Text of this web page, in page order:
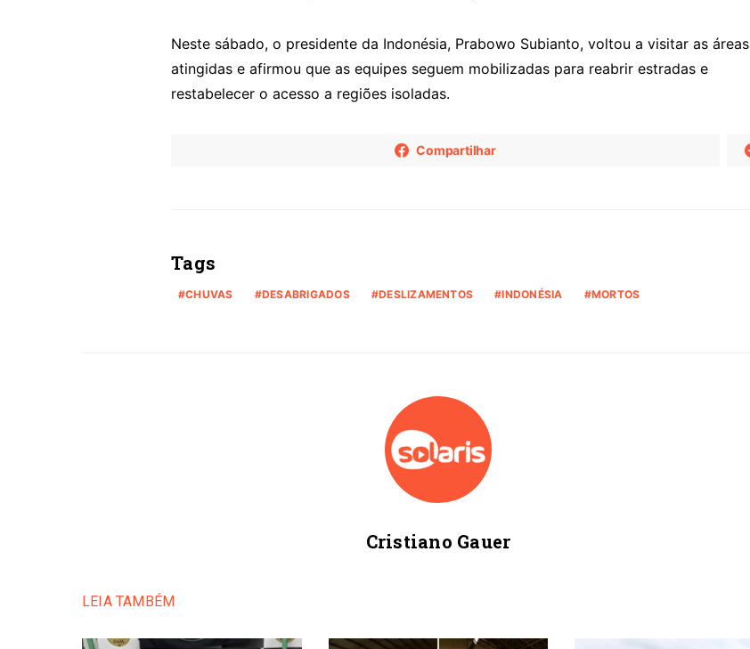
Neste sábado, o presidente da Indonésia, Prabowo Subianto, voltou a visitar as áreas
atingidas e afirmou que as equipes seguem mobilizadas para reabrir estradas e
restabelecer o acesso a regiões isoladas.
Compartilhar
Tags
CHUVAS DESABRIGADOS DESLIZAMENTOS INDONÉSIA MORTOS
Cristiano Gauer
LEIA TAMBÉM